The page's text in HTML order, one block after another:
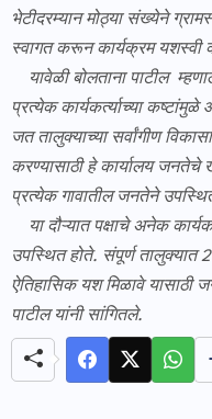
भेटीदरम्यान मोठ्या संख्येने
स्वागत करून कार्यक्रम
यावेळी बोलताना पाटील
प्रत्येक कार्यकर्त्याच्या
जत तालुक्याच्या सर्वांगीण
करण्यासाठी हे कार्यालय जनतेचे
प्रत्येक गावातील जनतेने
या दौऱ्यात पक्षाचे अनेक
उपस्थित होते. संपूर्ण तालुक्यात
ऐतिहासिक यश मिळावे यासाठी
पाटील यांनी सांगितले.